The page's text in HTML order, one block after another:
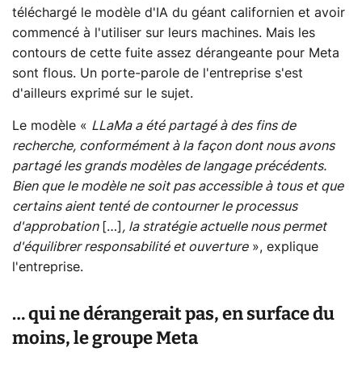
téléchargé le modèle d'IA du géant californien et avoir
commencé à l'utiliser sur leurs machines. Mais les
contours de cette fuite assez dérangeante pour Meta
sont flous. Un porte-parole de l'entreprise s'est
d'ailleurs exprimé sur le sujet.
Le modèle « LLaMa a été partagé à des fins de
recherche, conformément à la façon dont nous avons
partagé les grands modèles de langage précédents.
Bien que le modèle ne soit pas accessible à tous et que
certains aient tenté de contourner le processus
d'approbation
[…] , la stratégie actuelle nous permet
d'équilibrer responsabilité et ouverture», explique
l'entreprise.
… qui ne dérangerait pas, en surface du
moins, le groupe Meta